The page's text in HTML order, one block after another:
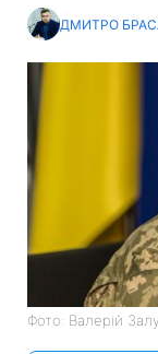
ДМИТРО
Фото: Валерій